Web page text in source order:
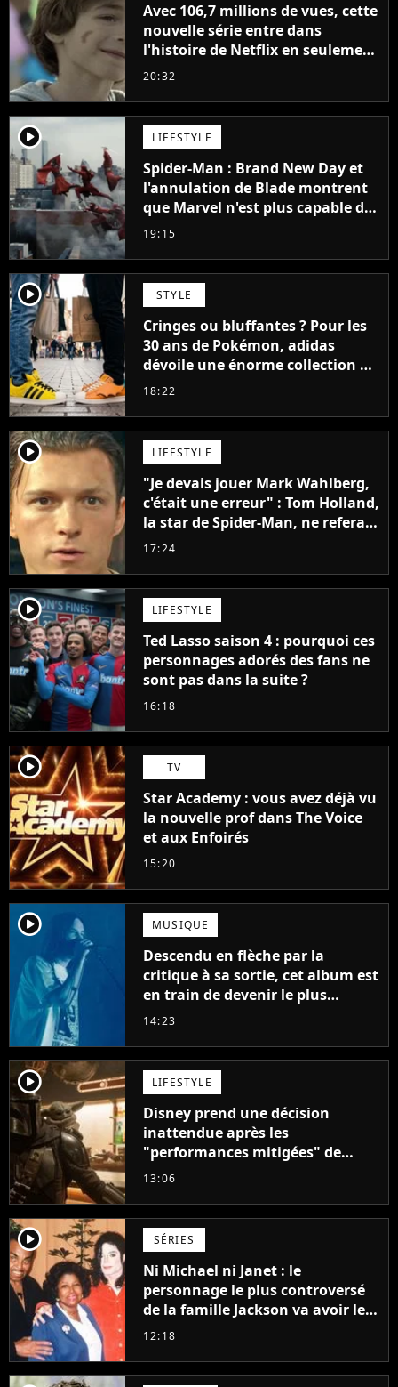
Avec 106,7 millions de vues, cette
nouvelle série entre dans
l'histoire de Netflix en seulement
48 jours
20:32
player2 LIFESTYLE
Spider-Man : Brand New Day et
l'annulation de Blade montrent
que Marvel n'est plus capable de
faire quoi que ce soit de simple
19:15
player2 STYLE
Cringes ou bluffantes ? Pour les
30 ans de Pokémon, adidas
dévoile une énorme collection de
sneakers et je ne sais pas quoi en
18:22
player2 LIFESTYLE
"Je devais jouer Mark Wahlberg,
c'était une erreur" : Tom Holland,
la star de Spider-Man, ne referait
pas ce blockbuster
17:24
player2 LIFESTYLE
Ted Lasso saison 4 : pourquoi ces
personnages adorés des fans ne
sont pas dans la suite ?
16:18
player2 TV
Star Academy : vous avez déjà vu
la nouvelle prof dans The Voice
et aux Enfoirés
15:20
player2 MUSIQUE
Descendu en flèche par la
critique à sa sortie, cet album est
en train de devenir le plus
populaire de son auteur
14:23
player2 LIFESTYLE
Disney prend une décision
inattendue après les
"performances mitigées" de
Vaiana et The Mandalorian &
13:06
player2 SÉRIES
Ni Michael ni Janet : le
personnage le plus controversé
de la famille Jackson va avoir le
droit à sa propre série
12:18